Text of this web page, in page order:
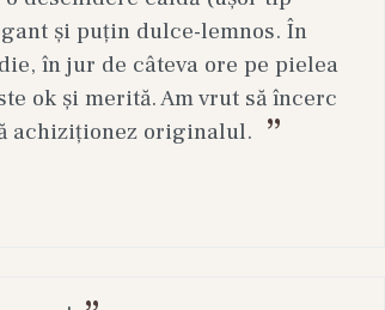
și puțin dulce-lemnos. În
în jur de câteva ore pe pielea
ok și merită. Am vrut să încerc
achiziționez originalul.